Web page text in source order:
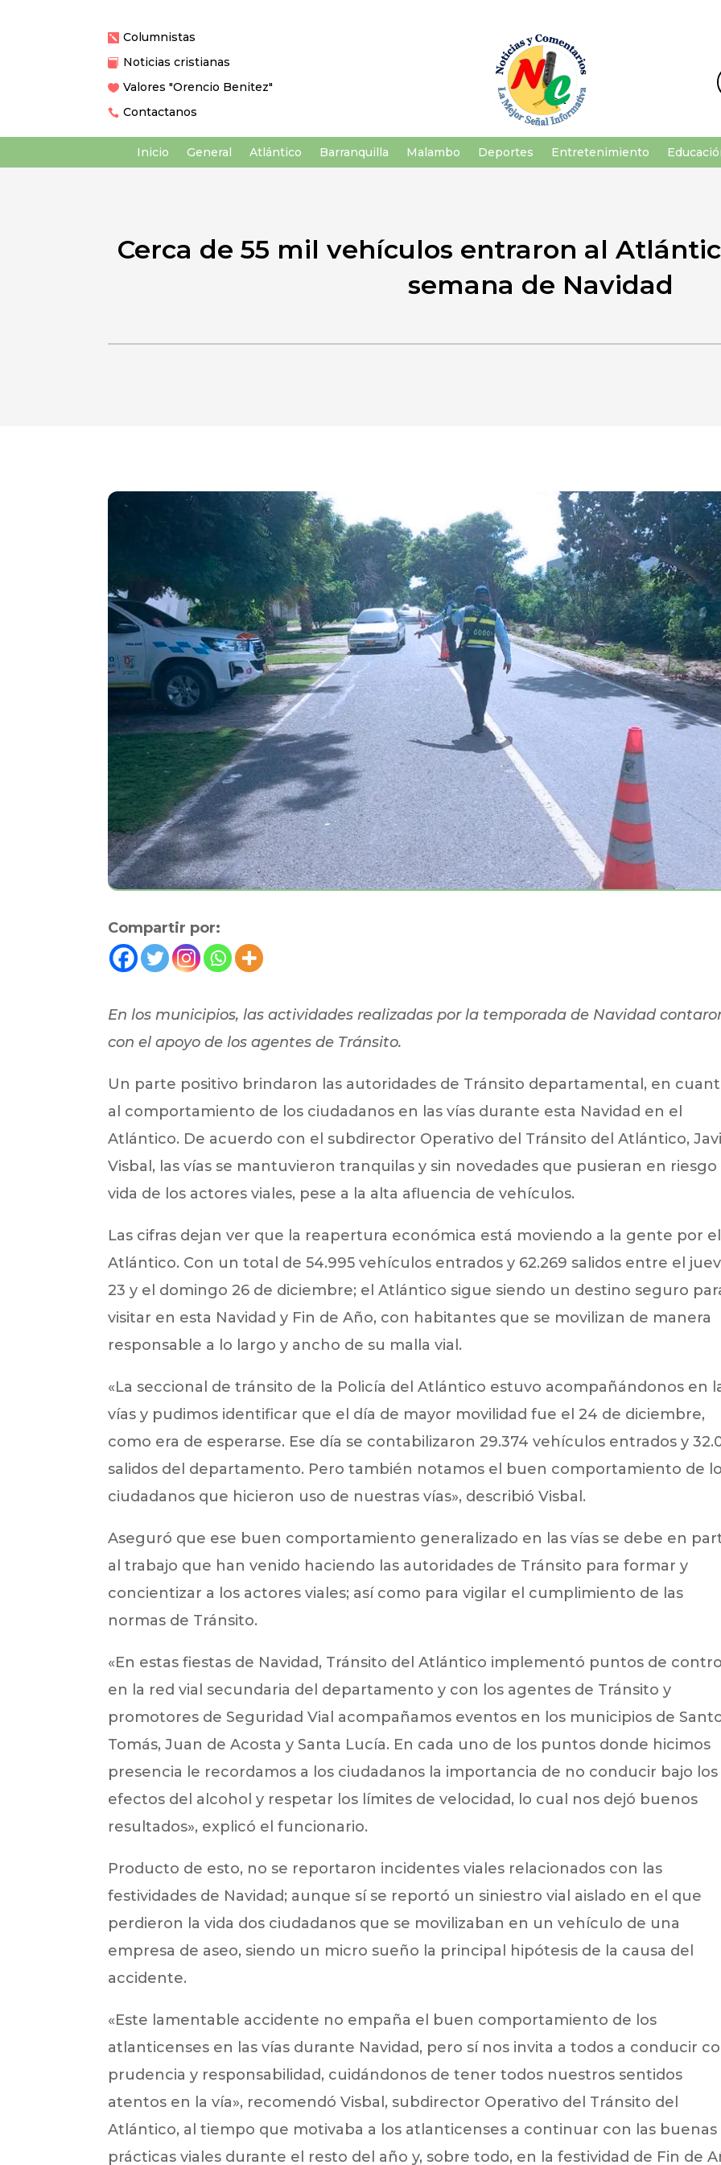
 Columnistas
 Noticias cristianas
 Valores "Orencio Benitez"
 Contactanos
Inicio General Atlántico Barranquilla Malambo Deportes Entretenimiento
Cerca de 55 mil vehículos entraron al
semana de Navidad
Compartir por:
En los municipios, las actividades realizadas por la temporada de Navidad
con el apoyo de los agentes de Tránsito.
Un parte positivo brindaron las autoridades de Tránsito departamental, en
al comportamiento de los ciudadanos en las vías durante esta Navidad en el
Atlántico. De acuerdo con el subdirector Operativo del Tránsito del Atlántico,
Visbal, las vías se mantuvieron tranquilas y sin novedades que pusieran en riesgo
vida de los actores viales, pese a la alta afluencia de vehículos.
Las cifras dejan ver que la reapertura económica está moviendo a la gente por el
Atlántico. Con un total de 54.995 vehículos entrados y 62.269 salidos entre el
23 y el domingo 26 de diciembre; el Atlántico sigue siendo un destino seguro
visitar en esta Navidad y Fin de Año, con habitantes que se movilizan de manera
responsable a lo largo y ancho de su malla vial.
«La seccional de tránsito de la Policía del Atlántico estuvo acompañándonos en
vías y pudimos identificar que el día de mayor movilidad fue el 24 de diciembre,
como era de esperarse. Ese día se contabilizaron 29.374 vehículos entrados y
salidos del departamento. Pero también notamos el buen comportamiento de
ciudadanos que hicieron uso de nuestras vías», describió Visbal.
Aseguró que ese buen comportamiento generalizado en las vías se debe en
al trabajo que han venido haciendo las autoridades de Tránsito para formar y
concientizar a los actores viales; así como para vigilar el cumplimiento de las
normas de Tránsito.
«En estas fiestas de Navidad, Tránsito del Atlántico implementó puntos de
en la red vial secundaria del departamento y con los agentes de Tránsito y
promotores de Seguridad Vial acompañamos eventos en los municipios de
Tomás, Juan de Acosta y Santa Lucía. En cada uno de los puntos donde hicimos
presencia le recordamos a los ciudadanos la importancia de no conducir bajo los
efectos del alcohol y respetar los límites de velocidad, lo cual nos dejó buenos
resultados», explicó el funcionario.
Producto de esto, no se reportaron incidentes viales relacionados con las
festividades de Navidad; aunque sí se reportó un siniestro vial aislado en el que
perdieron la vida dos ciudadanos que se movilizaban en un vehículo de una
empresa de aseo, siendo un micro sueño la principal hipótesis de la causa del
accidente.
«Este lamentable accidente no empaña el buen comportamiento de los
atlanticenses en las vías durante Navidad, pero sí nos invita a todos a conducir
prudencia y responsabilidad, cuidándonos de tener todos nuestros sentidos
atentos en la vía», recomendó Visbal, subdirector Operativo del Tránsito del
Atlántico, al tiempo que motivaba a los atlanticenses a continuar con las buenas
prácticas viales durante el resto del año y, sobre todo, en la festividad de Fin de